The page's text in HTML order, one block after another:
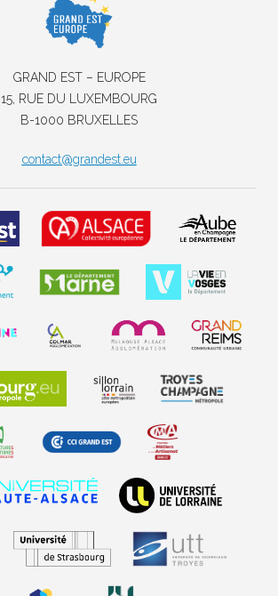
GRAND EST – EUROPE
15, RUE DU LUXEMBOURG
B-1000 BRUXELLES
contact@grandest.eu